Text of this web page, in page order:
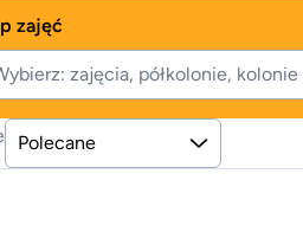
zajęć
zajęcia, półkolonie, kolonie
Polecane